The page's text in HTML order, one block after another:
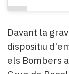
Davant la
dispositiu
els Bombers